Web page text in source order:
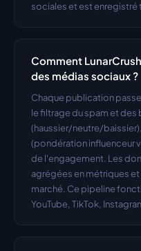
sociales et est enregistré
Comment
des médias sociaux ?
Chaque publication
le filtrage du spam et
(haussier/neutre/
(pondération influenceur
de l'engagement. Les
agrégées en métriques
marché. Ce pipeline
YouTube, TikTok,